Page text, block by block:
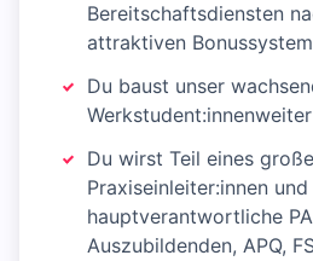
Bereitschaftsdiensten
attraktiven
Du baust unser
Du wirst Teil eines
Praxiseinleiter:innen und
hauptverantwortliche
Auszubildenden, APQ,